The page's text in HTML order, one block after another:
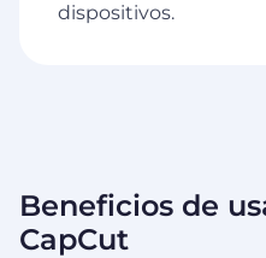
dispositivos.
Beneficios de
CapCut